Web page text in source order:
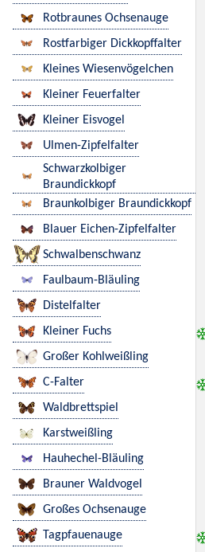
Rotbraunes Ochsenauge
Rostfarbiger Dickkopffalter
Kleines Wiesenvögelchen
Kleiner Feuerfalter
Kleiner Eisvogel
Ulmen-Zipfelfalter
Schwarzkolbiger
Braundickkopf
Braunkolbiger Braundickkopf
Blauer Eichen-Zipfelfalter
Schwalbenschwanz
Faulbaum-Bläuling
Distelfalter
Kleiner Fuchs
Großer Kohlweißling
C-Falter
Waldbrettspiel
Karstweißling
Hauhechel-Bläuling
Brauner Waldvogel
Großes Ochsenauge
Tagpfauenauge